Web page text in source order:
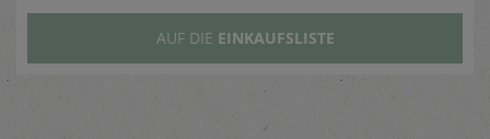
AUF DIE EINKAUFSLISTE